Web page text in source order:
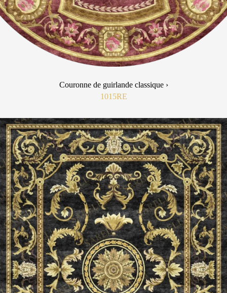
Couronne de guirlande classique ›
1015RE